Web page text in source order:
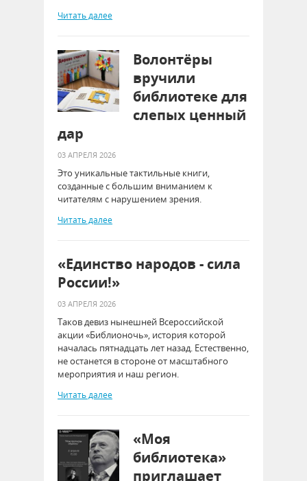
Читать далее
Волонтёры
вручили
библиотеке для
слепых ценный
дар
03 АПРЕЛЯ 2026
Это уникальные тактильные книги,
созданные с большим вниманием к
читателям с нарушением зрения.
Читать далее
«Единство народов - сила
России!»
03 АПРЕЛЯ 2026
Таков девиз нынешней Всероссийской
акции «Библионочь», история которой
началась пятнадцать лет назад. Естественно,
не останется в стороне от масштабного
мероприятия и наш регион.
Читать далее
«Моя
библиотека»
приглашает